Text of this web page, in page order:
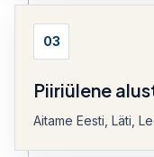
03
Piiriülene
Aitame Eesti, Läti,